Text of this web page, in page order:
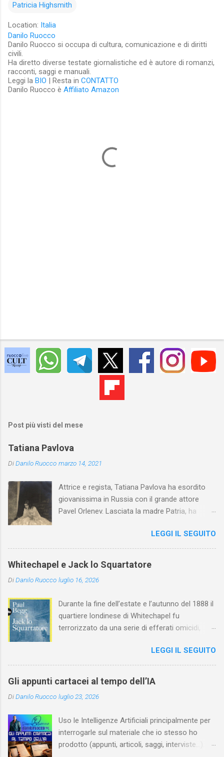
Patricia Highsmith
Location: Italia
Danilo Ruocco
Danilo Ruocco si occupa di cultura, comunicazione e di diritti
civili.
Ha diretto diverse testate giornalistiche ed è autore di romanzi,
racconti, saggi e manuali.
Leggi la BIO | Resta in CONTATTO
Danilo Ruocco è Affiliato Amazon
Post più visti del mese
Tatiana Pavlova
DiDanilo Ruocco marzo 14, 2021
Attrice e regista, Tatiana Pavlova ha esordito
giovanissima in Russia con il grande attore
Pavel Orlenev. Lasciata la madre Patria, ha
l'arte della Pavlova ha raggiunto la piena
maturità ed è stata in grado di rinnovare
profondamente l'attardato mondo teatrale
LEGGI IL SEGUITO
Whitechapel e Jack lo Squartatore
DiDanilo Ruocco luglio 16, 2026
Durante la fine dell’estate e l’autunno del 1888 il
quartiere londinese di Whitechapel fu
terrorizzato da una serie di efferati omicidi,
assassino ribattezzato Jack lo Squartatore la
cui identità, tutt’oggi, resta ignota. Paul Begg in
Jack lo Squartatore: la vera storia , edito da
Utet, ricostruisce non solo i cinque omicidi
“canonicamente” addebitati a Jack lo
capitoli, soprattutto) a ricostruire la storia di
Whitechapel e del East End e a ricapitolare le
lotte intestine al Ministero dell’Interno. Ne esce
LEGGI IL SEGUITO
Gli appunti cartacei al tempo dell’IA
DiDanilo Ruocco luglio 23, 2026
Uso le Intelligenze Artificiali principalmente per
interrogarle sul materiale che io stesso ho
prodotto (appunti, articoli, saggi, interviste…).